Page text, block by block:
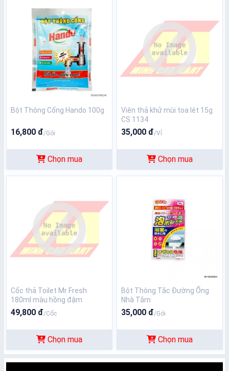
Bột Thông Cống Hando 100g
16,800 đ/Gói
Chọn mua
Viên thả khử mùi toa lét 15g
CS 1134
35,000 đ/Vỉ
Chọn mua
Cốc thả Toilet Mr Fresh
180ml màu hồng đậm
49,800 đ/Cốc
Chọn mua
Bột Thông Tắc Đường Ống
Nhà Tắm
35,000 đ/Gói
Chọn mua